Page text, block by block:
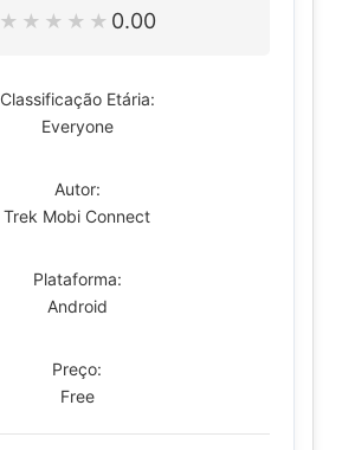
★ ★ ★ ★ ★ 0.00
Classificação Etária:
Everyone
Autor:
Trek Mobi Connect
Plataforma:
Android
Preço:
Free